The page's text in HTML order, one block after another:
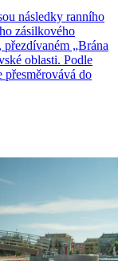
následky ranního
zásilkového
„Brána
oblasti. Podle
přesměrovává do